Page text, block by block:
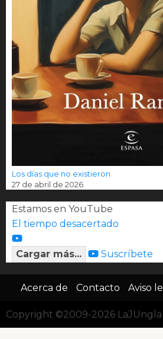
Los días que no existieron
27 de abril de 2026
Estamos en YouTube
El tiempo desacertado
Cargar más... Suscríbete
Acerca de Contacto Aviso
Copyright ©2009-2026